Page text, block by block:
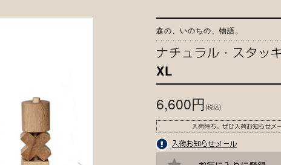
森の、いのちの、物語。
ナチュラル・スタッ
XL
6,600円(税込)
入荷待ち。ぜひ入荷お知らせメ